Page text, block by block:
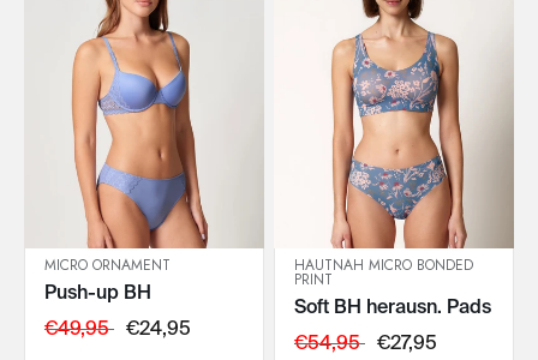
IN DEN WARENKORB
MICRO ORNAMENT
Push-up BH
€49,95 €24,95
HAUTNAH MICRO BONDED
PRINT
Soft BH herausn. Pads
€54,95 €27,95